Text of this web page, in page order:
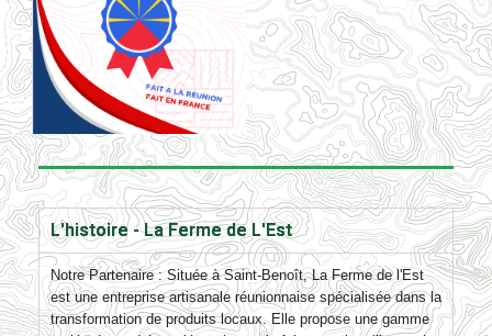
L'histoire - La Ferme de L'Est
Notre Partenaire : Située à Saint-Benoît, La Ferme de l'Est
est une entreprise artisanale réunionnaise spécialisée dans la
transformation de produits locaux. Elle propose une gamme